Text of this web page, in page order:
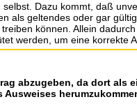
Dazu kommt, daß
als geltendes oder gar
können. Allein
werden, um eine korrekte
abzugeben, da dort als